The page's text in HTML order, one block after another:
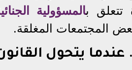
تتعلق بالمسؤولية
المجتمعات المغلقة.
يتحول القانون